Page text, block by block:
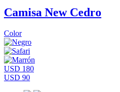
Camisa New Cedro
Color
USD 180
USD 90